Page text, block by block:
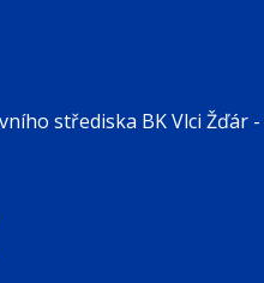
střediska BK Vlci Žďár